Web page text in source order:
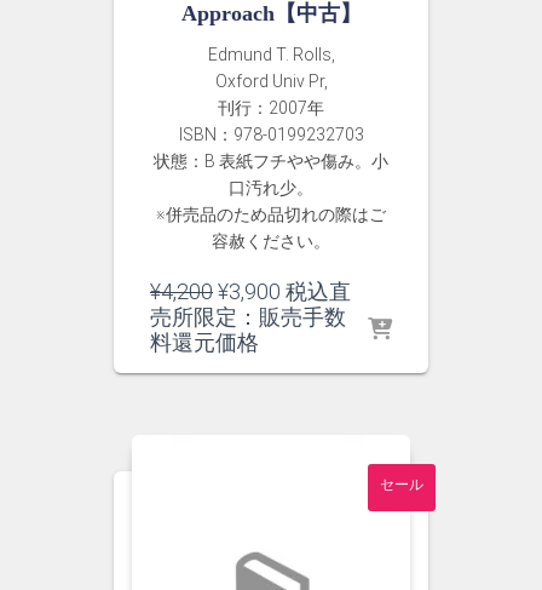
Approach【中古】
Edmund T. Rolls,
Oxford Univ Pr,
刊行：2007年
ISBN：978-0199232703
状態：B 表紙フチやや傷み。小
口汚れ少。
※併売品のため品切れの際はご
容赦ください。
¥4,200元
の
価
¥3,900 現
在
税込直
売所限定：販売手数
料還元価格
セール